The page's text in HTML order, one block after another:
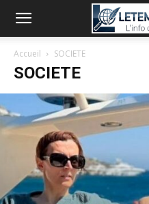
Accueil SOCIETE
SOCIETE